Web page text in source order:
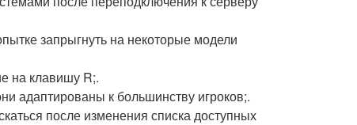
запрыгнуть на некоторые модели
на клавишу R;.
адаптированы к большинству игроков;.
после изменения списка доступных